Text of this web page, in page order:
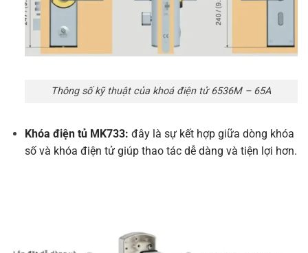
Thông số kỹ thuật của khoá điện tử 6536M – 65A
Khóa điện tủ MK733: đây là sự kết hợp giữa dòng khóa
số và khóa điện tử giúp thao tác dễ dàng và tiện lợi hơn.